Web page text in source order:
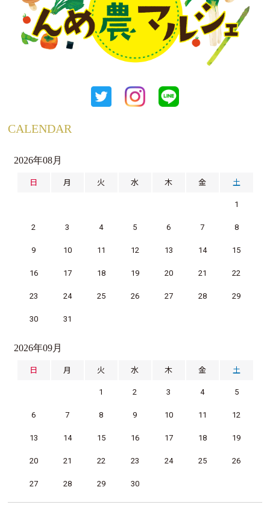
CALENDAR
2026年08月
日 月 火 水 木 金 土
1
2 3 4 5 6 7 8
9 10 11 12 13 14 15
16 17 18 19 20 21 22
23 24 25 26 27 28 29
30 31
2026年09月
日 月 火 水 木 金 土
1 2 3 4 5
6 7 8 9 10 11 12
13 14 15 16 17 18 19
20 21 22 23 24 25 26
27 28 29 30